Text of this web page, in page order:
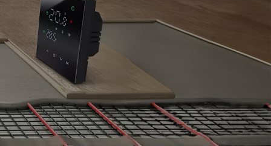
Русский
Español
Português